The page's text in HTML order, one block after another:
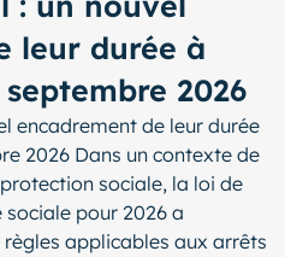
leur durée à
2026
encadrement de leur durée
2026 Dans un contexte de
sociale, la loi de
pour 2026 a
applicables aux arrêts